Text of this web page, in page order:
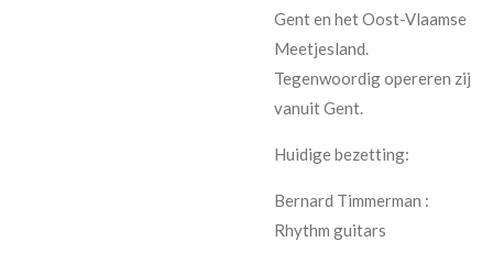
Gent en het Oost-Vlaamse
Meetjesland.
Tegenwoordig opereren zij
vanuit Gent.
Huidige bezetting:
Bernard Timmerman :
Rhythm guitars